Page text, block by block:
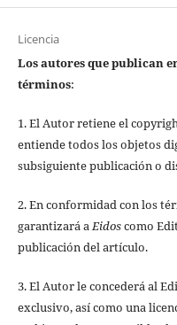
Licencia
Los autores que publican
términos:
1. El Autor retiene el
entiende todos los objetos
subsiguiente publicación o
2. En conformidad con los
garantizará aEidoscomo
publicación del artículo.
3. El Autor le concederá al
exclusivo, así como una